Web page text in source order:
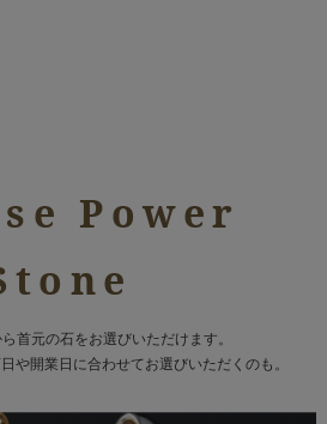
Power
首元の石をお選びいただけます。
や開業日に合わせてお選びいただくのも。